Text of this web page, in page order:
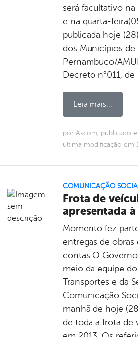
será facultativo na
e na quarta-
publicada hoje
dos Municípios de
Pernambuco/
Decreto n°011, de
Leia mais...
por Ascom, publicado
última modificação em
COMUNICAÇÃO
Frota de
apresentada
Momento fez
entregas de obras
contas O
meio da equipe
Transportes e da
Comunicação
manhã de hoje
de toda a frota de